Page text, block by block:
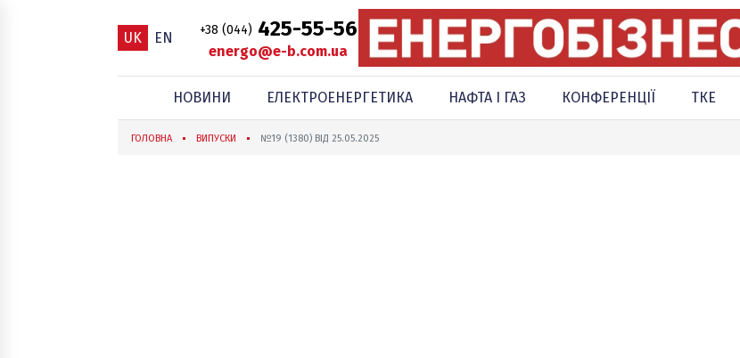
UK EN +38 (044) 425-55-56
energo@e-b.com.ua
НОВИНИ ЕЛЕКТРОЕНЕРГЕТИКА НАФТА І ГАЗ КОНФЕРЕНЦІЇ ТКЕ
ГОЛОВНА ВИПУСКИ №19 (1380) ВІД 25.05.2025